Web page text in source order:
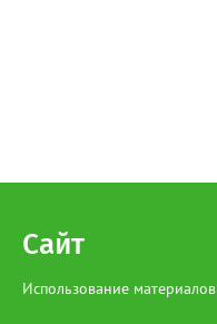
Сайт
Использование материалов